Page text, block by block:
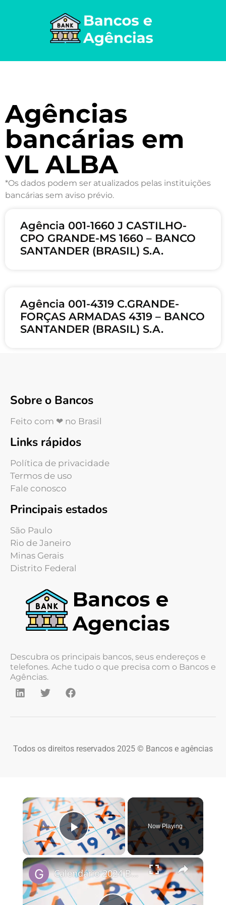
Agências
bancárias em
VL ALBA
*Os dados podem ser atualizados pelas instituições
bancárias sem aviso prévio.
Agência 001-1660 J CASTILHO-
CPO GRANDE-MS 1660 – BANCO
SANTANDER (BRASIL) S.A.
Agência 001-4319 C.GRANDE-
FORÇAS ARMADAS 4319 – BANCO
SANTANDER (BRASIL) S.A.
Sobre o Bancos
Feito com ❤ no Brasil
Links rápidos
Política de privacidade
Termos de uso
Fale conosco
Principais estados
São Paulo
Rio de Janeiro
Minas Gerais
Distrito Federal
Descubra os principais bancos, seus endereços e
telefones. Ache tudo o que precisa com o Bancos e
Agências.
Todos os direitos reservados 2025 © Bancos e agências
×
Play Video
Now Playing
×
Calendário 2024 Brasil